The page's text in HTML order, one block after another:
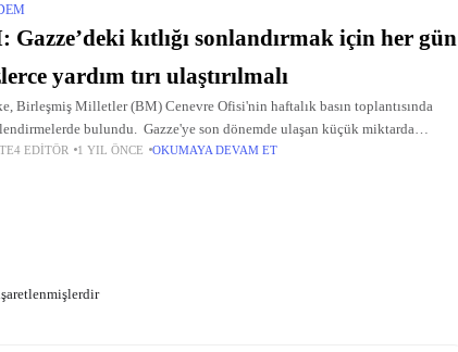
Gazze’deki kıtlığı sonlandırmak için her gün
yardım tırı ulaştırılmalı
Birleşmiş Milletler (BM) Cenevre Ofisi'nin haftalık basın toplantısında
bulundu. Gazze'ye son dönemde ulaşan küçük miktarda
için "herkesin alkış tutmasının veya teşekkür etmesinin" beklenmemesi
EDITÖR 1 YIL ÖNCE OKUMAYA DEVAM ET